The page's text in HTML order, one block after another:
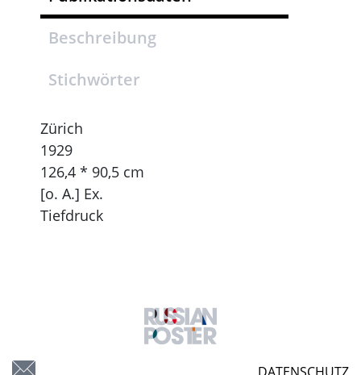
Beschreibung
Stichwörter
Zürich
1929
126,4 * 90,5 cm
[o. A.] Ex.
Tiefdruck